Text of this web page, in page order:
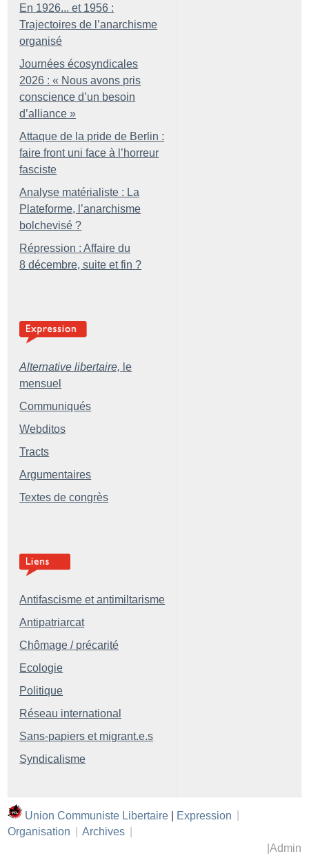
En 1926... et 1956 :
Trajectoires de l’anarchisme
organisé
Journées écosyndicales
2026 : « Nous avons pris
conscience d’un besoin
d’alliance »
Attaque de la pride de Berlin :
faire front uni face à l’horreur
fasciste
Analyse matérialiste : La
Plateforme, l’anarchisme
bolchevisé ?
Répression : Affaire du
8 décembre, suite et fin ?
Alternative libertaire, le
mensuel
Communiqués
Webditos
Tracts
Argumentaires
Textes de congrès
Antifascisme et antimiltarisme
Antipatriarcat
Chômage / précarité
Ecologie
Politique
Réseau international
Sans-papiers et migrant.e.s
Syndicalisme
Union Communiste Libertaire | Expression
Organisation
Archives
Admin